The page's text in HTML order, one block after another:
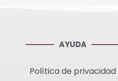
AYUDA
Política de privacidad